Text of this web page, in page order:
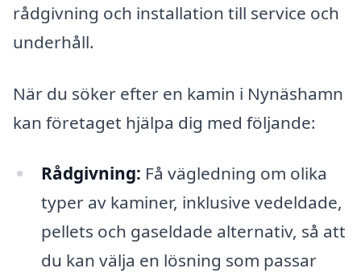
rådgivning och installation till service och
underhåll.
När du söker efter en kamin i Nynäshamn
kan företaget hjälpa dig med följande:
Rådgivning: Få vägledning om olika
typer av kaminer, inklusive vedeldade,
pellets och gaseldade alternativ, så att
du kan välja en lösning som passar